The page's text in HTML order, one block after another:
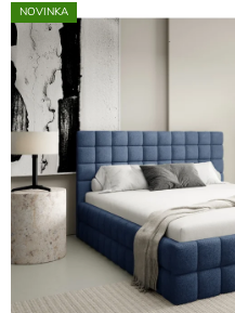
produktu
je
0,0
z
5
hviezdičiek.
NOVINKA